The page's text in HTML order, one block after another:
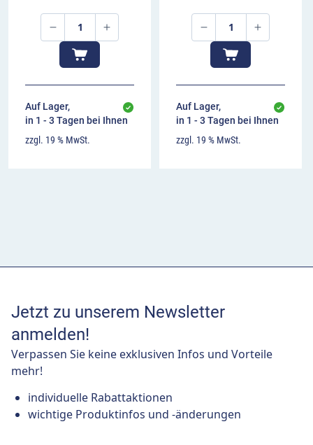
Auf Lager,
in 1 - 3 Tagen bei Ihnen
zzgl. 19 % MwSt.
Auf Lager,
in 1 - 3 Tagen bei Ihnen
zzgl. 19 % MwSt.
Jetzt zu unserem Newsletter
anmelden!
Verpassen Sie keine exklusiven Infos und Vorteile
mehr!
individuelle Rabattaktionen
wichtige Produktinfos und -änderungen